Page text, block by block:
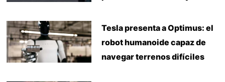
Tesla presenta a Optimus: el
robot humanoide capaz de
navegar terrenos difíciles